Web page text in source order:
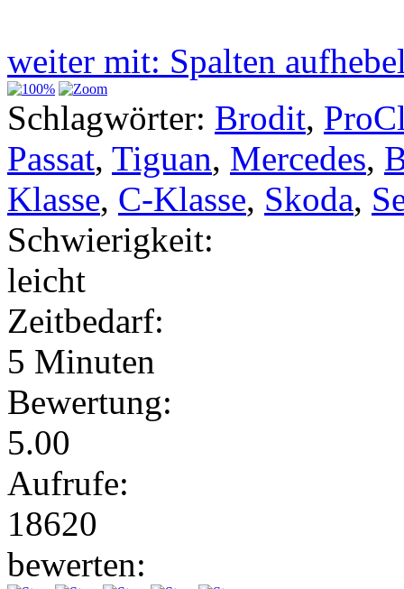
weiter mit: Spalten
Schlagwörter: Brodit,
Passat, Tiguan, Mercedes,
Klasse, C-Klasse, Skoda,
Schwierigkeit:
leicht
Zeitbedarf:
5 Minuten
Bewertung:
5.00
Aufrufe:
18620
bewerten: